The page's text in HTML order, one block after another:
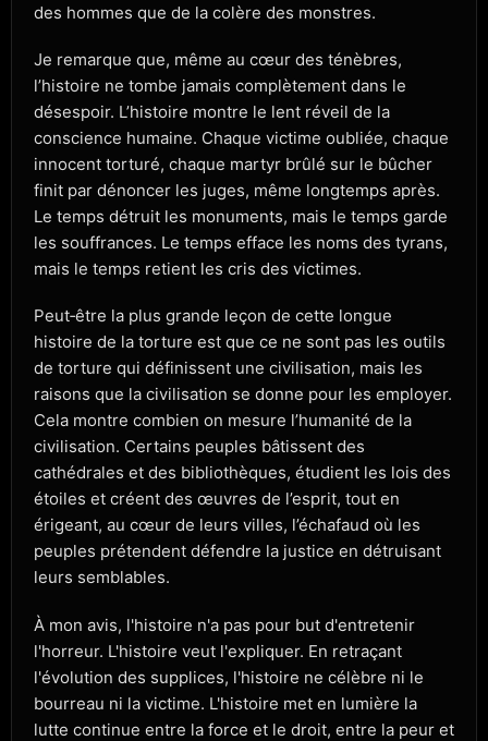
des hommes que de la colère des monstres.
Je remarque que, même au cœur des ténèbres,
l’histoire ne tombe jamais complètement dans le
désespoir. L’histoire montre le lent réveil de la
conscience humaine. Chaque victime oubliée, chaque
innocent torturé, chaque martyr brûlé sur le bûcher
finit par dénoncer les juges, même longtemps après.
Le temps détruit les monuments, mais le temps garde
les souffrances. Le temps efface les noms des tyrans,
mais le temps retient les cris des victimes.
Peut‑être la plus grande leçon de cette longue
histoire de la torture est que ce ne sont pas les outils
de torture qui définissent une civilisation, mais les
raisons que la civilisation se donne pour les employer.
Cela montre combien on mesure l’humanité de la
civilisation. Certains peuples bâtissent des
cathédrales et des bibliothèques, étudient les lois des
étoiles et créent des œuvres de l’esprit, tout en
érigeant, au cœur de leurs villes, l’échafaud où les
peuples prétendent défendre la justice en détruisant
leurs semblables.
À mon avis, l'histoire n'a pas pour but d'entretenir
l'horreur. L'histoire veut l'expliquer. En retraçant
l'évolution des supplices, l'histoire ne célèbre ni le
bourreau ni la victime. L'histoire met en lumière la
lutte continue entre la force et le droit, entre la peur et